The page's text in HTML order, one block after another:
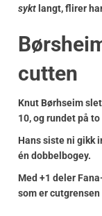
sykt langt, flirer
cutten
Knut Børhseim
10, og rundet på
Hans siste ni gikk
én dobbelbogey.
Med +1 deler
som er